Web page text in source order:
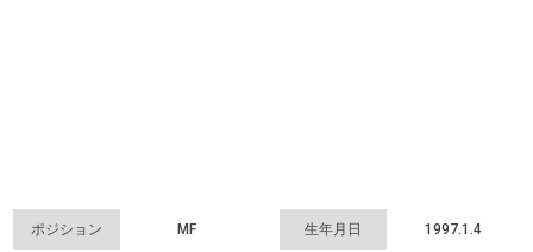
ポジション MF 生年月日 1997.1.4